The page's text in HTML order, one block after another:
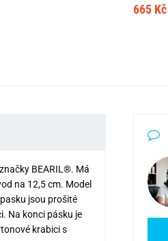
665 Kč
BEARIL®. Má
na 12,5 cm. Model
jsou prošité
Na konci pásku je
krabici s